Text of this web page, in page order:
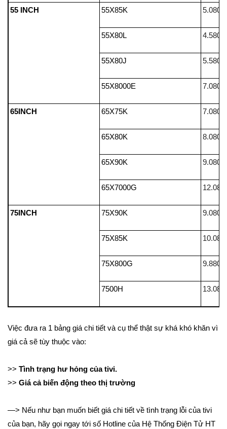
55 INCH 55X85K
55X80L
55X80J
55X8000E
65INCH 65X75K
65X80K
65X90K
65X7000G
75INCH 75X90K
75X85K
75X800G
7500H
Việc đưa ra 1 bảng giá chi tiết và cụ thể thật sự khá khó khăn vì
giá cả sẽ tùy thuộc vào:
>> Tình trạng hư hỏng của tivi.
>> Giá cả biến động theo thị trường
—> Nếu như bạn muốn biết giá chi tiết về tình trạng lỗi của tivi
của bạn, hãy gọi ngay tới số Hotline của Hệ Thống Điện Tử HT